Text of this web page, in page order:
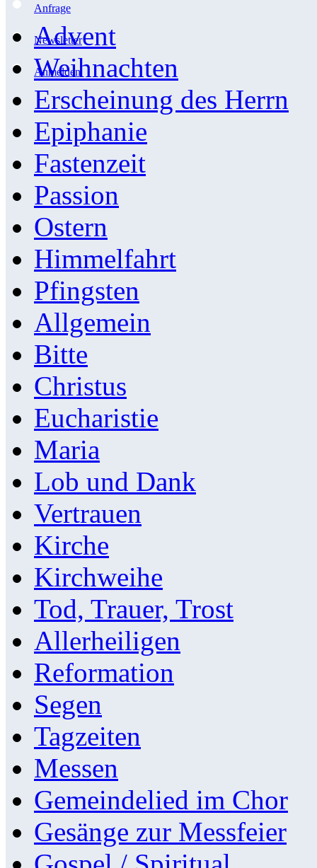
Anfrage
Newsletter
Anmelden
Advent
Weihnachten
Erscheinung des Herrn
Epiphanie
Fastenzeit
Passion
Ostern
Himmelfahrt
Pfingsten
Allgemein
Bitte
Christus
Eucharistie
Maria
Lob und Dank
Vertrauen
Kirche
Kirchweihe
Tod, Trauer, Trost
Allerheiligen
Reformation
Segen
Tagzeiten
Messen
Gemeindelied im Chor
Gesänge zur Messfeier